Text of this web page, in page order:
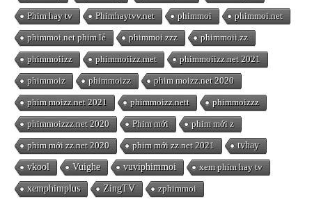
Phim hay tv Phimhaytvv.net phimmoi phimmoi.net
phimmoi.net phim lẻ phimmoi.zzz phimmoii.zz
phimmoiizz phimmoiizz.met phimmoiizz.net 2021
phimmoiz phimmoizz phim moizz.net 2020
phim moizz.net 2021 phimmoizz.nett phimmoizzz
phimmoizzz.net 2020 Phim mới phim mới z
phim mới zz.net 2020 phim mới zz.net 2021 tvhay
vkool Vuighe vuviphimmoi xem phim hay tv
xemphimplus ZingTV zphimmoi